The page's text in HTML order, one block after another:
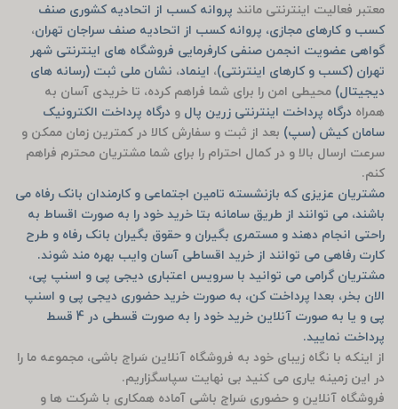
معتبر فعالیت اینترنتی مانند پروانه کسب از اتحادیه کشوری صنف
کسب و کارهای مجازی، پروانه کسب از اتحادیه صنف سراجان تهران،
گواهی عضویت انجمن صنفی کارفرمایی فروشگاه های اینترنتی شهر
تهران (کسب و کارهای اینترنتی)، اینماد، نشان ملی ثبت (رسانه های
دیجیتال) محیطی امن را برای شما فراهم کرده، تا خریدی آسان به
همراه درگاه پرداخت اینترنتی زرین پال و درگاه پرداخت الکترونیک
سامان کیش (سپ) بعد از ثبت و سفارش کالا در کمترین زمان ممکن و
سرعت ارسال بالا و در کمال احترام را برای شما مشتریان محترم فراهم
کنم.
مشتریان عزیزی که بازنشسته تامین اجتماعی و کارمندان بانک رفاه می
باشند، می توانند از طریق سامانه بتا خرید خود را به صورت اقساط به
راحتی انجام دهند و مستمری بگیران و حقوق بگیران بانک رفاه و طرح
کارت رفاهی می توانند از خرید اقساطی آسان وایب بهره مند شوند.
مشتریان گرامی می توانید با سرویس اعتباری دیجی پی و اسنپ پی،
الان بخر، بعدا پرداخت کن، به صورت خرید حضوری دیجی پی و اسنپ
پی و یا به صورت آنلاین خرید خود را به صورت قسطی در 4 قسط
پرداخت نمایید.
از اینکه با نگاه زیبای خود به فروشگاه آنلاین سَراج باشی، مجموعه ما را
در این زمینه یاری می کنید بی نهایت سپاسگزاریم.
فروشگاه آنلاین و حضوری سَراج باشی آماده همکاری با شرکت ها و